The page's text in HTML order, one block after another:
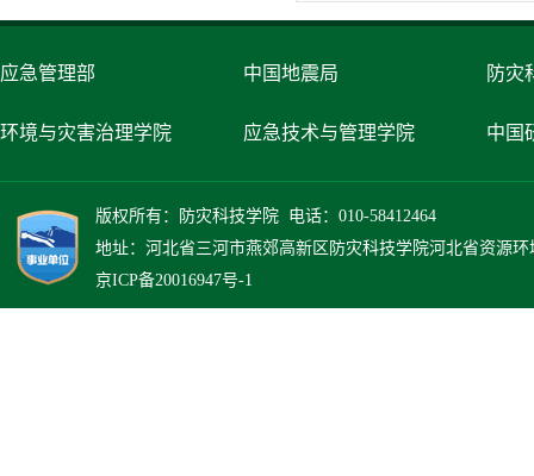
应急管理部 中国地震局 防灾
环境与灾害治理学院 应急技术与管理学院 中国
版权所有：防灾科技学院 电话：010-58412464
地址：河北省三河市燕郊高新区防灾科技学院河北省资源
京ICP备20016947号-1